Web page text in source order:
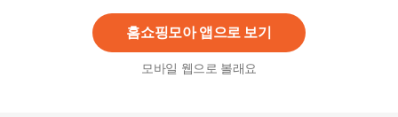
홈쇼핑모아 앱으로 보기
모바일 웹으로 볼래요